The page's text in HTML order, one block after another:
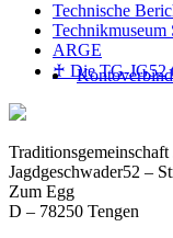
Technische
Technikmuseum
ARGE
♰ Die TG-JG52
Jagdgeschwader52 –
Zum Egg
D – 78250 Tengen